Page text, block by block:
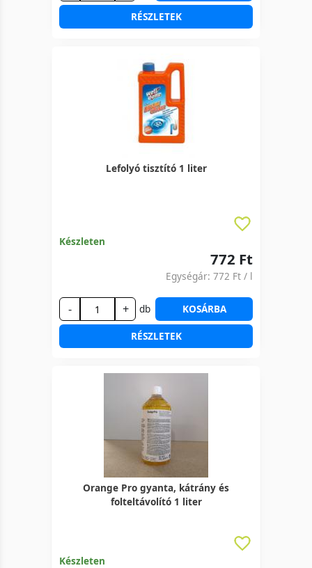
RÉSZLETEK
Lefolyó tisztító 1 liter
Készleten
772 Ft
Egységár: 772 Ft / l
- + db KOSÁRBA
RÉSZLETEK
Orange Pro gyanta, kátrány és
folteltávolító 1 liter
Készleten